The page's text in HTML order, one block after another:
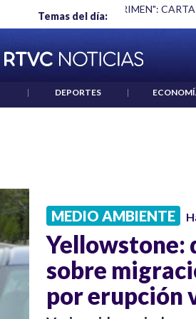
Temas del día:
"HABLAR NO ES UN CRIMEN":
| DEPORTES |
MEDIO AMBIENTE
Yellowstone:
sobre
por erupción